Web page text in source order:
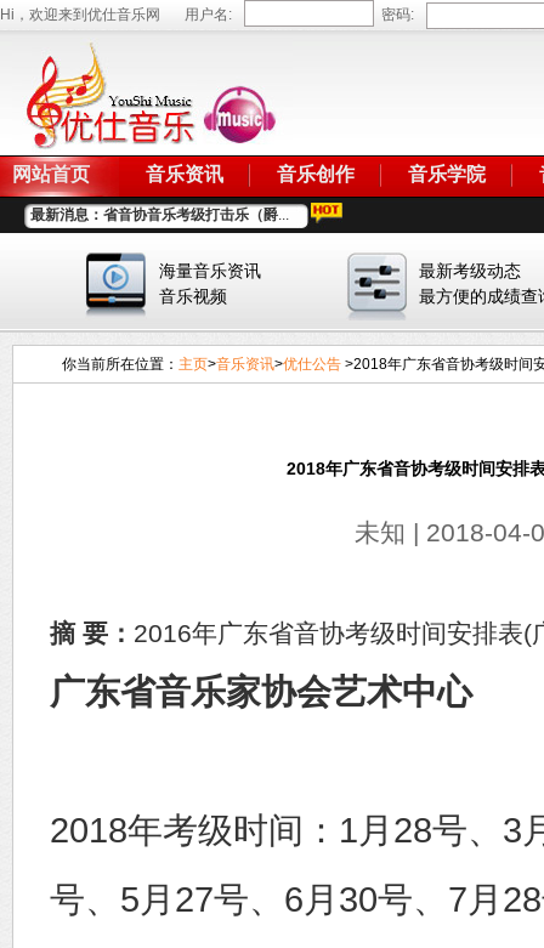
Hi，欢迎来到优仕音乐网 用户名: 密码:
网站首页 音乐资讯 音乐创作 音乐学院
最新消息： 省音协音乐考级打击乐（爵...
2019年广州地区考级时间安...
2017年度省音协音乐考级委
2017省音协考级委员会优秀
最新！省音协音乐考级通知...
最新！2017省音协音乐考级...
海量音乐资讯
音乐视频
最新考级动态
最方便的成绩查
你当前所在位置： 主页>音乐资讯>优仕公告 >2018年广东省音协考级时间
2018年广东省音协考级时间安排
未知 | 2018-04-
摘 要： 2016年广东省音协考级时间安排表(
广东省音乐家协会艺术中心
2018年考级时间：1月28号、3
号、5月27号、6月30号、7月